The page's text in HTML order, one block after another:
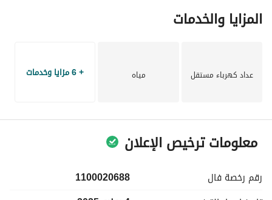
المزايا والخدمات
عداد كهرباء مستقل مياه + 6 مزايا وخدمات
معلومات ترخيص الإعلان
رقم رخصة فال
1100020688